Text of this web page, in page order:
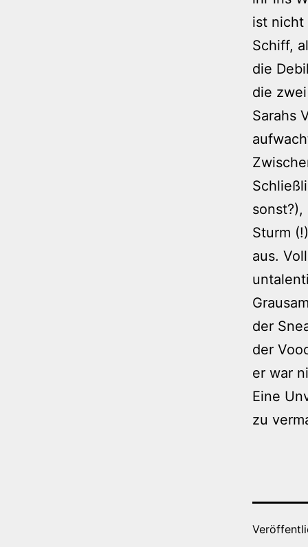
ist nicht
Schiff,
die
die
Sarahs
Sturm
aus.
der
der
er war
Eine
zu